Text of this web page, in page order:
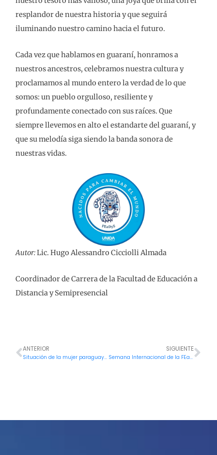
resplandor de nuestra historia y que seguirá
iluminando nuestro camino hacia el futuro.
Cada vez que hablamos en guaraní, honramos a
nuestros ancestros, celebramos nuestra cultura y
proclamamos al mundo entero la verdad de lo que
somos: un pueblo orgulloso, resiliente y
profundamente conectado con sus raíces. Que
siempre llevemos en alto el estandarte del guaraní, y
que su melodía siga siendo la banda sonora de
nuestras vidas.
Autor:Lic. Hugo Alessandro Cicciolli Almada
Coordinador de Carrera de la Facultad de Educación a
Distancia y Semipresencial
Ant
ANTERIOR
Situación de la mujer paraguaya migrante y sus accesos a mejores oportunidades económicas en el exterior. El caso de Suiza, España, Argentina, Brasil y Estados Unidos de América, año 2021
SIGUIENTE
Semana Internacional de la FEaDyS: «Conectando Mentes, Transformando Futuros»